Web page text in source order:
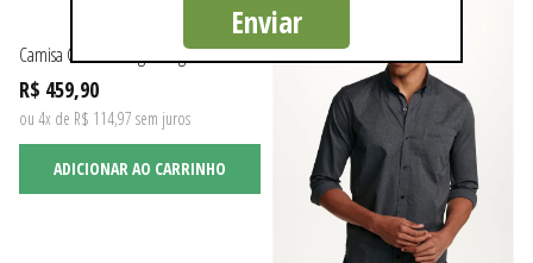
Camisa Casual Manga Longa Lisa
R$ 459,90
ou 4x de R$ 114,97 sem juros
ADICIONAR AO CARRINHO
Enviar